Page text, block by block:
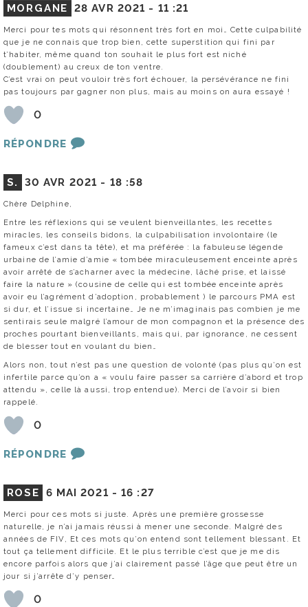
MORGANE 28 AVR 2021 - 11 :21
Merci pour tes mots qui résonnent très fort en moi… Cette culpabilité
que je ne connais que trop bien, cette superstition qui fini par
t’habiter, même quand ton souhait le plus fort est niché
(doublement) au creux de ton ventre.
C’est vrai on peut vouloir très fort échouer, la persévérance ne fini
pas toujours par gagner non plus, mais au moins on aura essayé !
0
RÉPONDRE
S. 30 AVR 2021 - 18 :58
Chère Delphine,
Entre les réflexions qui se veulent bienveillantes, les recettes
miracles, les conseils bidons, la culpabilisation involontaire (le
fameux c’est dans ta tête), et ma préférée : la fabuleuse légende
urbaine de l’amie d’amie « tombée miraculeusement enceinte après
avoir arrêté de s’acharner avec la médecine, lâché prise, et laissé
faire la nature » (cousine de celle qui est tombée enceinte après
avoir eu l’agrément d’adoption, probablement ) le parcours PMA est
si dur, et l’issue si incertaine… Je ne m’imaginais pas combien je me
sentirais seule malgré l’amour de mon compagnon et la présence des
proches pourtant bienveillants, mais qui, par ignorance, ne cessent
de blesser tout en voulant du bien…
Alors non, tout n’est pas une question de volonté (pas plus qu’on est
infertile parce qu’on a « voulu faire passer sa carrière d’abord et trop
attendu », celle là aussi, trop entendue). Merci de l’avoir si bien
rappelé.
0
RÉPONDRE
ROSE 6 MAI 2021 -16 :27
Merci pour ces mots si juste. Après une première grossesse
naturelle, je n’ai jamais réussi à mener une seconde. Malgré des
années de FIV, Et ces mots qu’on entend sont tellement blessant. Et
tout ça tellement difficile. Et le plus terrible c’est que je me dis
encore parfois alors que j’ai clairement passé l’âge que peut être un
jour si j’arrête d’y penser…
0